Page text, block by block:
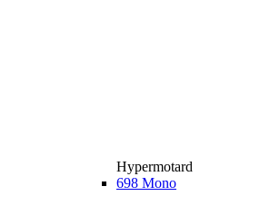
Hypermotard
698 Mono